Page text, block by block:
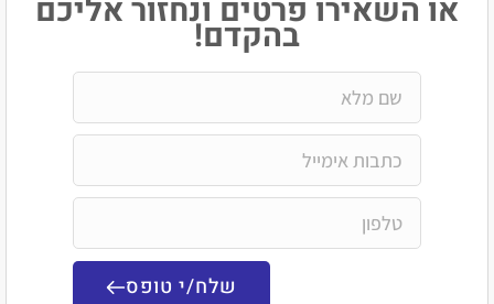
פרטים ונחזור אליכם
בהקדם!
שלח/י טופס